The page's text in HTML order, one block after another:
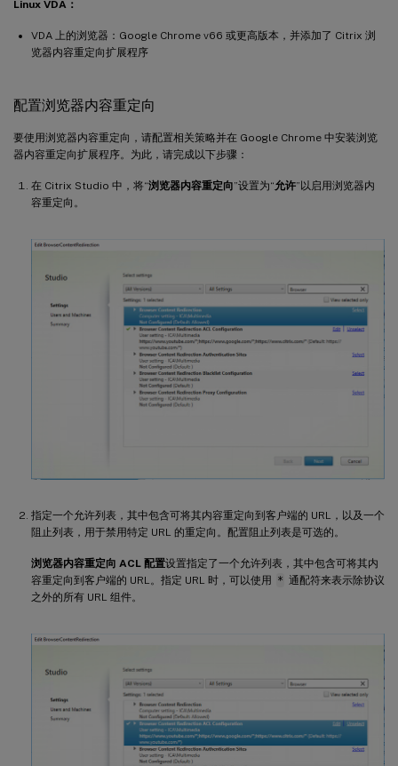
Linux VDA：
VDA 上的浏览器：Google Chrome v66 或更高版本，并添加了 Citrix 浏
览器内容重定向扩展程序
配置浏览器内容重定向
要使用浏览器内容重定向，请配置相关策略并在 Google Chrome 中安装浏览
器内容重定向扩展程序。为此，请完成以下步骤：
在 Citrix Studio 中，将“浏览器内容重定向”设置为“允许”以启用浏览器内
容重定向。
指定一个允许列表，其中包含可将其内容重定向到客户端的 URL，以及一个
阻止列表，用于禁用特定 URL 的重定向。配置阻止列表是可选的。
浏览器内容重定向 ACL 配置设置指定了一个允许列表，其中包含可将其内
容重定向到客户端的 URL。指定 URL 时，可以使用
* 通配符来表示除协议
之外的所有 URL 组件。